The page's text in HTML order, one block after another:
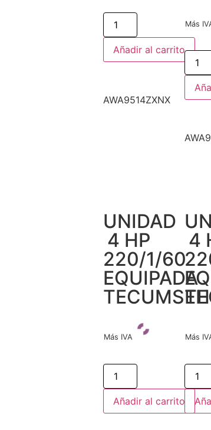
Añadir al carrito
AWA9514ZXNX
Más
UNIDAD
4 HP
220/1/60
EQUIPADA
TECUMSEH
Más IVA
Añadir al carrito
4
Más